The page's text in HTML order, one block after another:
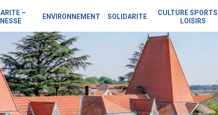
–
ENVIRONNEMENT SOLIDARITE
CULTURE
LOISIRS